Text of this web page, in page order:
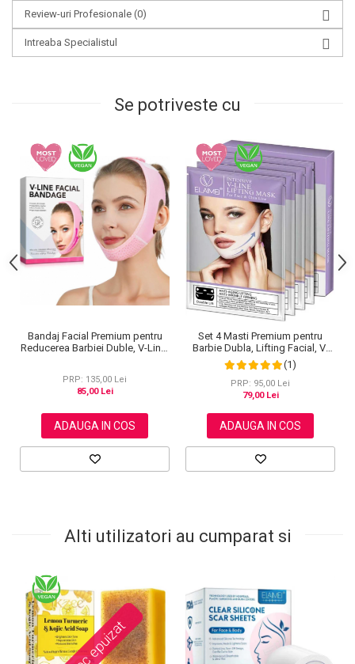
Review-uri Profesionale (0)
Intreaba Specialistul
Se potriveste cu
Bandaj Facial Premium pentru
Reducerea Barbiei Duble, V-Line,
PRP: 135,00 Lei
85,00 Lei
ADAUGA IN COS
Set 4 Masti Premium pentru
Barbie Dubla, Lifting Facial, V-
Line Elaimei(1)
PRP: 95,00 Lei
79,00 Lei
ADAUGA IN COS
Alti utilizatori au cumparat si
Stoc epuizat